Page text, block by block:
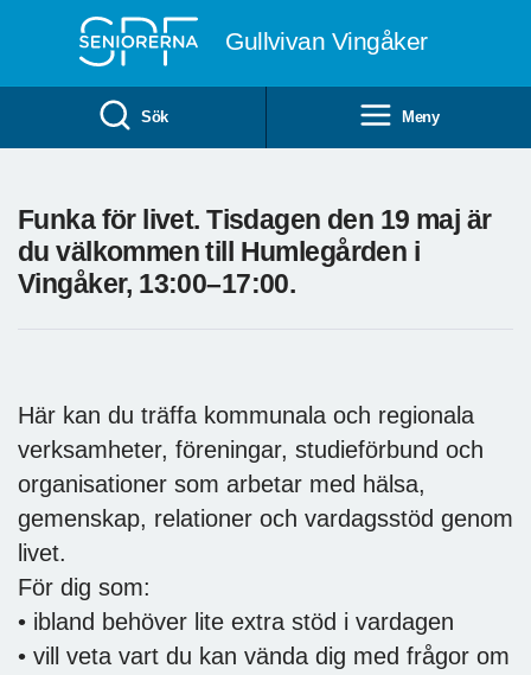
Gullvivan Vingåker
Sök Meny
Funka för livet. Tisdagen den 19 maj är
du välkommen till Humlegården i
Vingåker, 13:00–17:00.
Här kan du träffa kommunala och regionala
verksamheter, föreningar, studieförbund och
organisationer som arbetar med hälsa,
gemenskap, relationer och vardagsstöd genom
livet.
För dig som:
• ibland behöver lite extra stöd i vardagen
• vill veta vart du kan vända dig med frågor om